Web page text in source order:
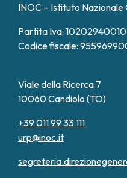
INOC – Istituto Nazionale
Partita Iva: 10202940010
Codice fiscale:
Viale della Ricerca 7
10060 Candiolo (TO)
+39 011 99 33 111
urp@inoc.it